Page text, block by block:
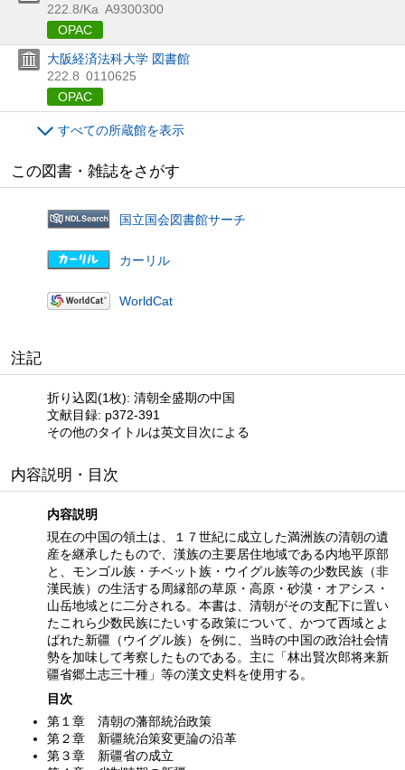
222.8/Ka A9300300
OPAC
大阪経済法科大学 図書館
222.8 0110625
OPAC
すべての所蔵館を表示
この図書・雑誌をさがす
国立国会図書館サーチ
カーリル
WorldCat
注記
折り込図(1枚): 清朝全盛期の中国
文献目録: p372-391
その他のタイトルは英文目次による
内容説明・目次
内容説明
現在の中国の領土は、１７世紀に成立した満洲族の清朝の遺
産を継承したもので、漢族の主要居住地域である内地平原部
と、モンゴル族・チベット族・ウイグル族等の少数民族（非
漢民族）の生活する周縁部の草原・高原・砂漠・オアシス・
山岳地域とに二分される。本書は、清朝がその支配下に置い
たこれら少数民族にたいする政策について、かつて西域とよ
ばれた新疆（ウイグル族）を例に、当時の中国の政治社会情
勢を加味して考察したものである。主に「林出賢次郎将来新
疆省郷土志三十種」等の漢文史料を使用する。
目次
第１章 清朝の藩部統治政策
第２章 新疆統治策変更論の沿革
第３章 新疆省の成立